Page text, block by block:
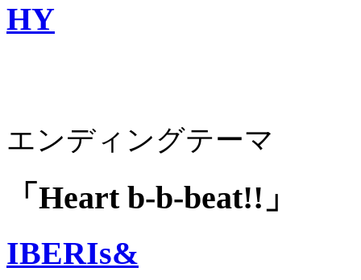
HY
エンディングテーマ
「Heart b-b-beat!!」
IBERIs&